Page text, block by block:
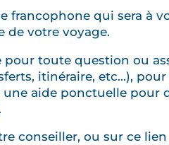
francophone qui sera à
de votre voyage.
toute question ou
itinéraire, etc...),
aide ponctuelle pour
conseiller, ou sur ce lien